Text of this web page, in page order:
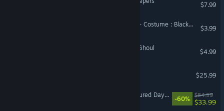
$7.99
DragonSword : Awakening - Costume : Black-Dyed Vestment
$3.99
Dead by Daylight - Tokyo Ghoul
$4.99
$25.99
SWORD ART ONLINE Fractured Daydream
-60%
$84.99
$33.99